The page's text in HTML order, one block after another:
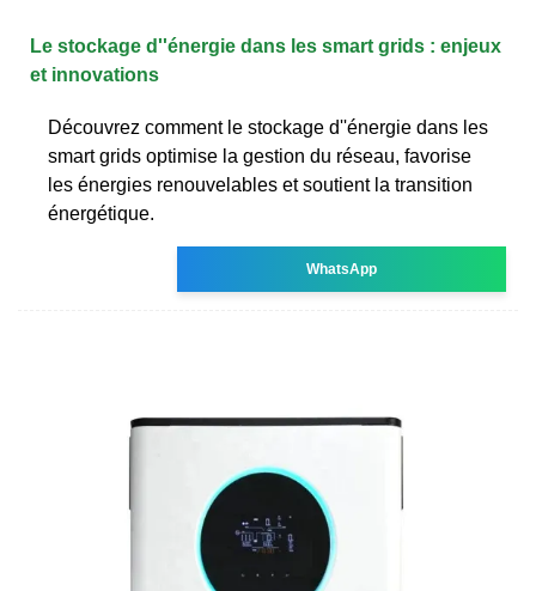
Le stockage d''énergie dans les smart grids : enjeux
et innovations
Découvrez comment le stockage d''énergie dans les
smart grids optimise la gestion du réseau, favorise
les énergies renouvelables et soutient la transition
énergétique.
WhatsApp